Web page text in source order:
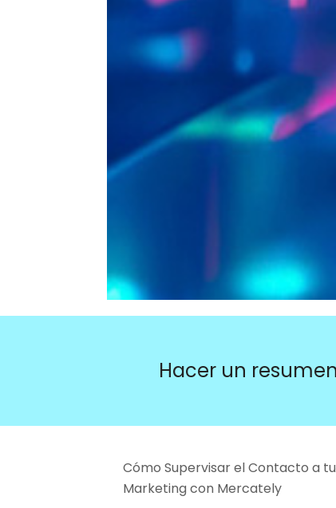
Hacer un
Cómo Supervisar el Contacto a
Marketing con Mercately